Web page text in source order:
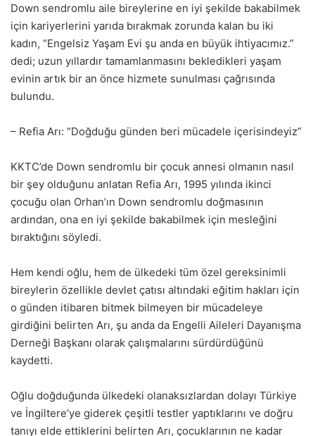
Down sendromlu aile bireylerine en iyi şekilde bakabilmek
için kariyerlerini yarıda bırakmak zorunda kalan bu iki
kadın, “Engelsiz Yaşam Evi şu anda en büyük ihtiyacımız.”
dedi; uzun yıllardır tamamlanmasını bekledikleri yaşam
evinin artık bir an önce hizmete sunulması çağrısında
bulundu.
– Refia Arı: “Doğduğu günden beri mücadele içerisindeyiz”
KKTC’de Down sendromlu bir çocuk annesi olmanın nasıl
bir şey olduğunu anlatan Refia Arı, 1995 yılında ikinci
çocuğu olan Orhan’ın Down sendromlu doğmasının
ardından, ona en iyi şekilde bakabilmek için mesleğini
bıraktığını söyledi.
Hem kendi oğlu, hem de ülkedeki tüm özel gereksinimli
bireylerin özellikle devlet çatısı altındaki eğitim hakları için
o günden itibaren bitmek bilmeyen bir mücadeleye
girdiğini belirten Arı, şu anda da Engelli Aileleri Dayanışma
Derneği Başkanı olarak çalışmalarını sürdürdüğünü
kaydetti.
Oğlu doğduğunda ülkedeki olanaksızlardan dolayı Türkiye
ve İngiltere’ye giderek çeşitli testler yaptıklarını ve doğru
tanıyı elde ettiklerini belirten Arı, çocuklarının ne kadar